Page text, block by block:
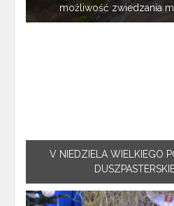
możliwość zwiedzania
V NIEDZIELA WIELKIEGO